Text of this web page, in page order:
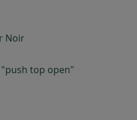
Noir
top open"